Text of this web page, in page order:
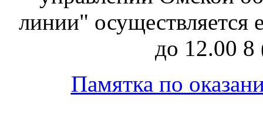
линии" осуществляется
до 12.00
Памятка по